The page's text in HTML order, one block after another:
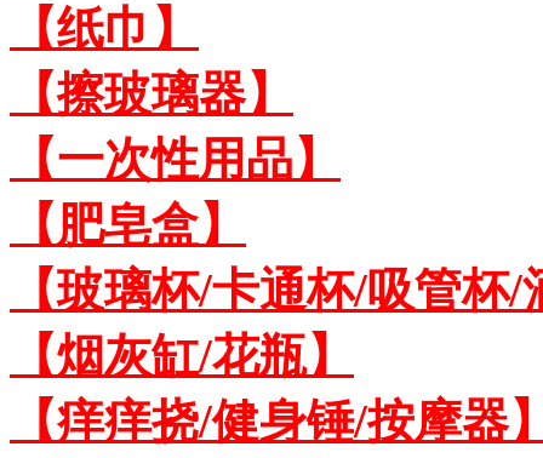
【纸巾】
【擦玻璃器】
【一次性用品】
【肥皂盒】
【玻璃杯/卡通杯/吸管杯/
【烟灰缸/花瓶】
【痒痒挠/健身锤/按摩器